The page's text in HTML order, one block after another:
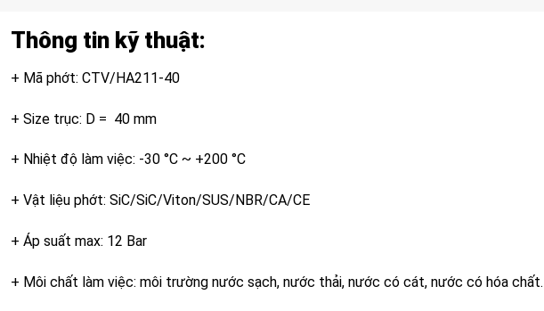
Thông tin kỹ thuật:
+ Mã phớt: CTV/HA211-40
+ Size trục: D = 40 mm
+ Nhiệt độ làm việc: -30 °C ~ +200 °C
+ Vật liệu phớt: SiC/SiC/Viton/SUS/NBR/CA/CE
+ Áp suất max: 12 Bar
+ Môi chất làm việc: môi trường nước sạch, nước thải, nước có cát, nước có hóa